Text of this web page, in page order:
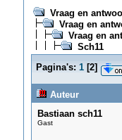
Vraag en
Vraag en
Vraag en
Sch11
Pagina's: 1[2]
Auteur
Bastiaan sch11
Gast